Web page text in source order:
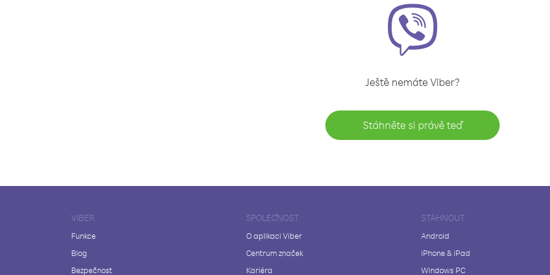
Ještě nemáte Viber?
Stáhněte si právě teď
VIBER
Funkce
Blog
Bezpečnost
SPOLEČNOST
O aplikaci Viber
Centrum značek
Kariéra
STÁHNOUT
Android
iPhone & iPad
Windows PC